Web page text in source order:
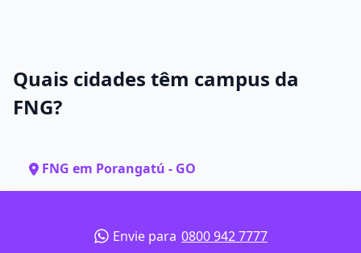
Quais cidades têm campus da
FNG?
FNG em Porangatú - GO
Envie para 0800 942 7777